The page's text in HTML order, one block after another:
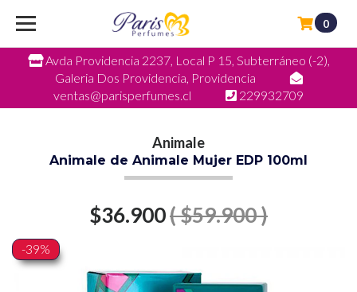
Avda Providencia 2237, Local P 15, Subterráneo (-2),
Galeria Dos Providencia, Providencia
ventas@parisperfumes.cl
229932709
0
Animale
Animale de Animale Mujer EDP 100ml
$36.900( $59.900 )
-39%